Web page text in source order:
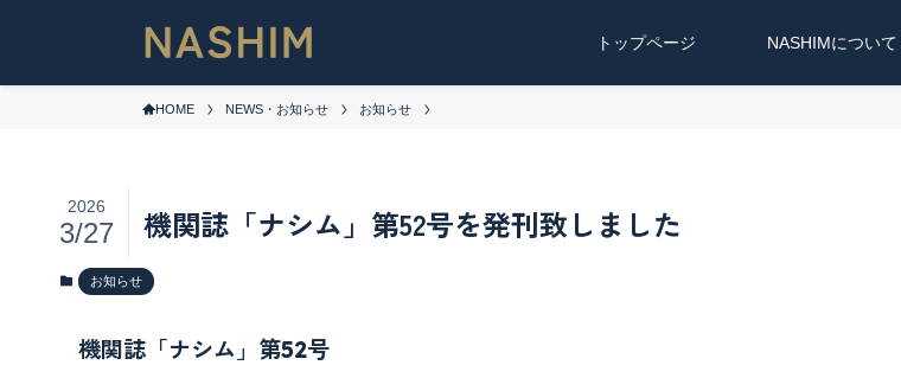
トップページ NASHIMについて
HOME NEWS・お知らせ お知らせ
機関誌「ナシム」第52号を発刊致しました
2026
3/27
お知らせ
機関誌「ナシム」第52号